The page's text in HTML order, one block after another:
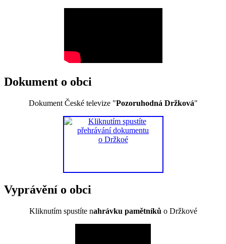
Dokument o obci
Dokument České televize "Pozoruhodná Držková"
Vyprávění o obci
Kliknutím spustíte nahrávku pamětníků o Držkové